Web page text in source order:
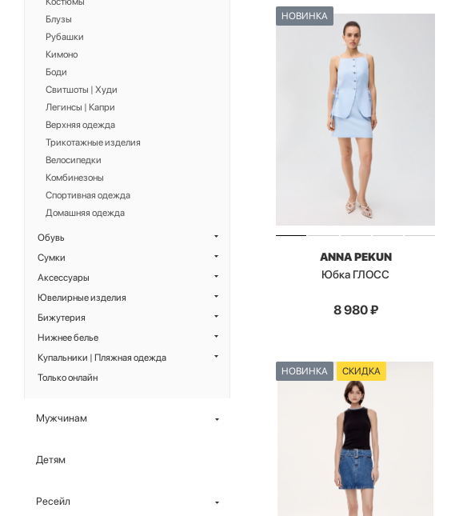
НОВИНКА
ANNA PEKUN
Юбка ГЛОСС
8 980₽
НОВИНКА СКИДКА
Блузы
Рубашки
Кимоно
Боди
Свитшоты | Худи
Легинсы | Капри
Верхняя одежда
Трикотажные изделия
Велосипедки
Комбинезоны
Спортивная одежда
Домашняя одежда
Обувь
Сумки
Аксессуары
Ювелирные изделия
Бижутерия
Нижнее белье
Купальники | Пляжная одежда
Только онлайн
Мужчинам
Детям
Ресейл